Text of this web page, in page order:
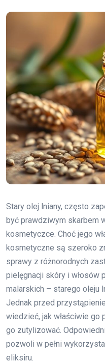
Stary olej lniany, często
być prawdziwym skarbem
kosmetyczce. Choć jego
kosmetyczne są szeroko
sprawy z różnorodnych
pielęgnacji skóry i włosów
malarskich – starego oleju
Jednak przed
wiedzieć, jak właściwie go
go zutylizować.
pozwoli w pełni
eliksiru.